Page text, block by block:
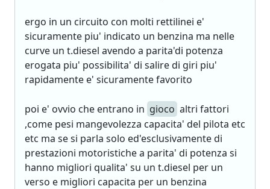
ergo in un circuito con molti rettilinei e'
sicuramente piu' indicato un benzina ma nelle
curve un t.diesel avendo a parita'di potenza
erogata piu' possibilita' di salire di giri piu'
rapidamente e' sicuramente favorito
poi e' ovvio che entrano in gioco altri fattori
,come pesi mangevolezza capacita' del pilota etc
etc ma se si parla solo ed'esclusivamente di
prestazioni motoristiche a parita' di potenza si
hanno migliori qualita' su un t.diesel per un
verso e migliori capacita per un benzina